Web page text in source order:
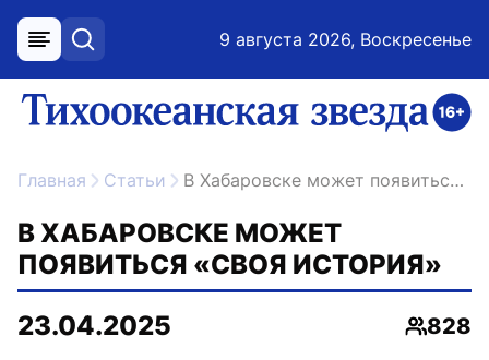
меню поиск 9 августа 2026, Воскресенье
ссылка на главную
Главная Статьи В Хабаровске может появиться «Своя история»
В ХАБАРОВСКЕ МОЖЕТ
ПОЯВИТЬСЯ «СВОЯ ИСТОРИЯ»
23.04.2025
828